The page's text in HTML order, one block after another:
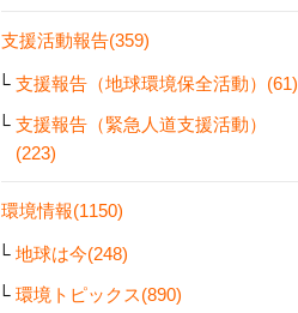
支援活動報告(359)
支援報告（地球環境保全活動）(61)
支援報告（緊急人道支援活動）
(223)
環境情報(1150)
地球は今(248)
環境トピックス(890)